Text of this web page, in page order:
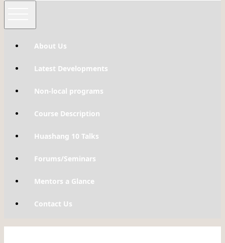
About Us
Latest Developments
Non-local programs
Course Description
Huashang 10 Talks
Forums/Seminars
Mentors a Glance
Contact Us